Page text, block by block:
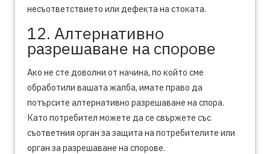
несъответствието или дефекта на стоката.
12. Алтернативно
разрешаване на спорове
Ако не сте доволни от начина, по който сме
обработили вашата жалба, имате право да
потърсите алтернативно разрешаване на спора.
Като потребител можете да се свържете със
съответния орган за защита на потребителите или
орган за разрешаване на спорове.